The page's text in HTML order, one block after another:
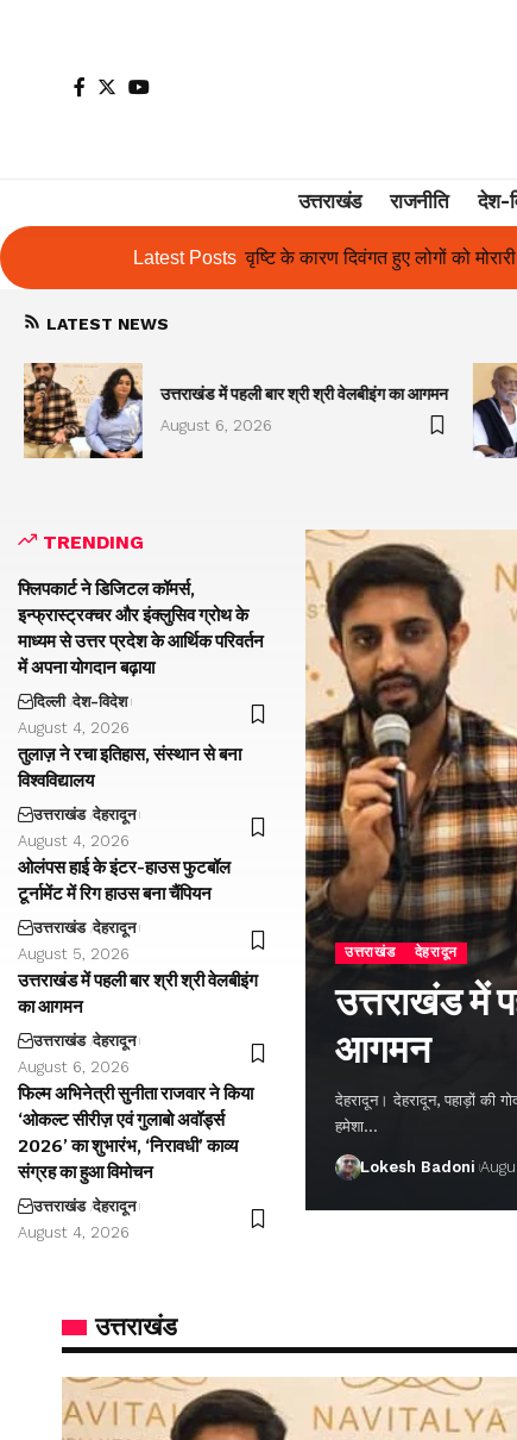
उत्तराखंड राजनीति देश-
Latest Posts
दिवंगत हुए लोगों को मोरारी बापू की श्रद्धांजलि और उनके परिजनों को
LATEST NEWS
उत्तराखंड में पहली बार श्री श्री वेलबीइंग का आगमन
August 6, 2026
TRENDING
फ्लिपकार्ट ने डिजिटल कॉमर्स,
इन्फ्रास्ट्रक्चर और इंक्लुसिव ग्रोथ के
माध्यम से उत्तर प्रदेश के आर्थिक परिवर्तन
में अपना योगदान बढ़ाया
दिल्ली देश-विदेश
August 4, 2026
तुलाज़ ने रचा इतिहास, संस्थान से बना
विश्वविद्यालय
उत्तराखंड देहरादून
August 4, 2026
ओलंपस हाई के इंटर-हाउस फुटबॉल
टूर्नामेंट में रिग हाउस बना चैंपियन
उत्तराखंड देहरादून
August 5, 2026
उत्तराखंड में पहली बार श्री श्री वेलबीइंग
का आगमन
उत्तराखंड देहरादून
August 6, 2026
फिल्म अभिनेत्री सुनीता राजवार ने किया
‘ओकल्ट सीरीज़ एवं गुलाबो अवॉर्ड्स
2026’ का शुभारंभ, ‘निरावधी’ काव्य
संग्रह का हुआ विमोचन
उत्तराखंड देहरादून
August 4, 2026
उत्तराखंड देहरादून
उत्तराखंड में
आगमन
देहरादून। देहरादून, पहाड़ों की
हमेशा…
Lokesh Badoni
उत्तराखंड